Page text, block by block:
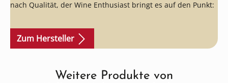
nach Qualität, der Wine Enthusiast bringt es auf den Punkt:
Zum Hersteller
Produktgalerie überspringen
Weitere Produkte von